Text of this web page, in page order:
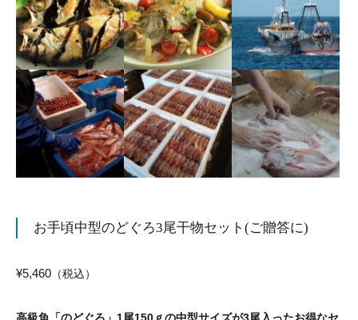
お手頃中型のどぐろ3尾干物セット(ご贈答に)
¥5,460 （税込）
高級魚「のどぐろ」1尾150ｇの中型サイズが3尾入ったお得なセ